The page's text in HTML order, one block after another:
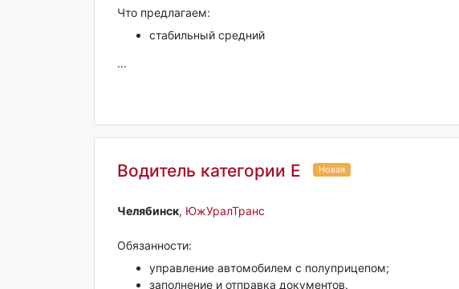
Что предлагаем:
стабильный средний
...
Водитель категории Е Новая
Челябинск‎, ЮжУралТранс
Обязанности:
управление автомобилем с полуприцепом;
заполнение и отправка документов.